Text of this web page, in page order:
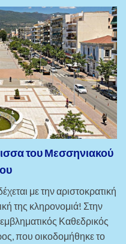
του Μεσσηνιακού
με την αριστοκρατική
της κληρονομιά! Στην
Καθεδρικός
που οικοδομήθηκε το